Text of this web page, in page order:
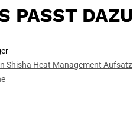
PASST DAZU